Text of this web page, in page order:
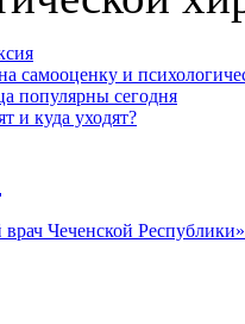
самооценку и
популярны сегодня
и куда уходят?
Чеченской Республики»